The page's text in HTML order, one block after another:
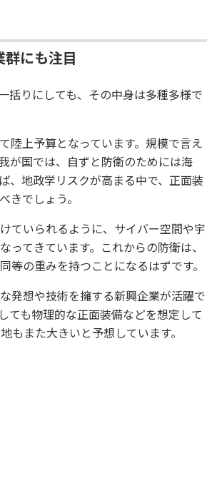
にも注目
括りにしても、その中身は多種多様で
陸上予算となっています。規模で言え
が国では、自ずと防衛のためには海
、地政学リスクが高まる中で、正面装
きでしょう。
ていられるように、サイバー空間や宇
てきています。これからの防衛は、
の重みを持つことになるはずです。
発想や技術を擁する新興企業が活躍で
ても物理的な正面装備などを想定して
また大きいと予想しています。